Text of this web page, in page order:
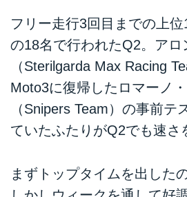
フリー走行3回目までの上
の18名で行われたQ2。アロ
（Sterilgarda Max Racing
Moto3に復帰したロマーノ
（Snipers Team）の事前テ
ていたふたりがQ2でも速さ
まずトップタイムを出した